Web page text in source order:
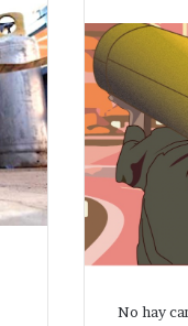
No hay